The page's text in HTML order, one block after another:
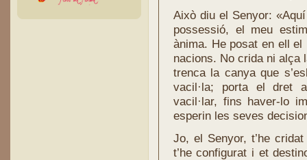
Això diu el Senyor:
possessió, el meu
ànima. He posat en ell
nacions. No crida ni alça
trenca la canya que
vacil·la; porta el dret
vacil·lar, fins haver-lo
esperin les seves
Jo, el Senyor, t’he
t’he configurat i et